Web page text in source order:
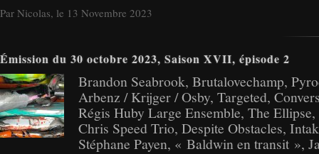
Par Nicolas, le 13 Novembre 2023
Émission du 30 octobre 2023, Saison XVII, épisode 2
Brandon Seabrook, Brutalovechamp,
Arbenz / Krijger / Osby, Targeted,
Régis Huby Large Ensemble, The
Chris Speed Trio, Despite Obstacles,
Stéphane Payen, « Baldwin en transit »,